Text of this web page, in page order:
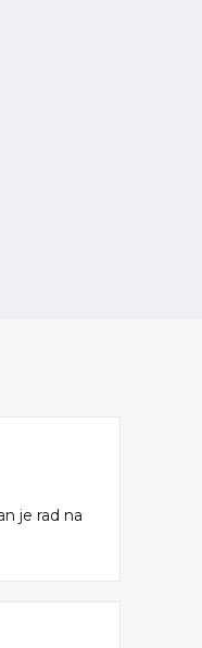
je rad na